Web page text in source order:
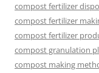
compost fertilizer
compost fertilizer
compost fertilizer
compost granulation
compost making